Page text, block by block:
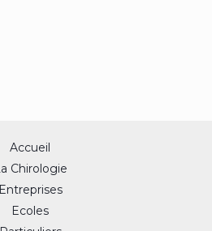
Accueil
Chirologie
Entreprises
Ecoles